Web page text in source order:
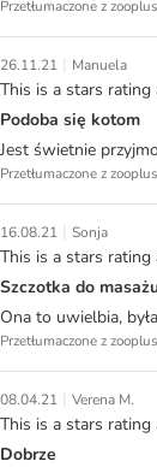
Przetłumaczone z
26.11.21 | Manuela
This is a stars
Podoba się kotom
Jest świetnie
Przetłumaczone z
16.08.21 | Sonja
This is a stars
Szczotka do
Ona to uwielbia,
Przetłumaczone z
08.04.21 | Verena M.
This is a stars
Dobrze